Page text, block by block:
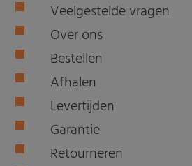
Veelgestelde vragen
Over ons
Bestellen
Afhalen
Levertijden
Garantie
Retourneren